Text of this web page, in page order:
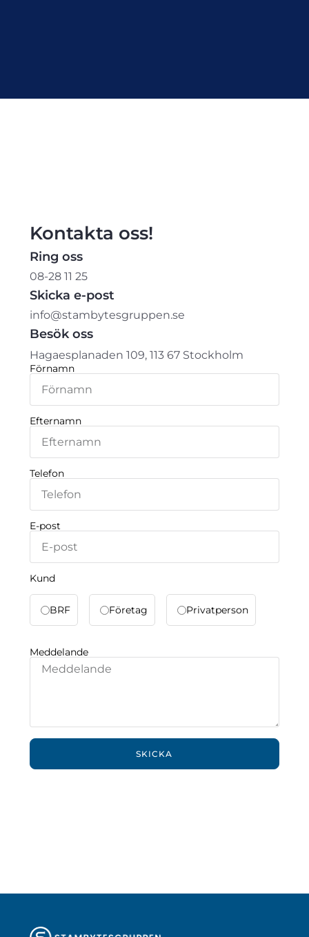
Kontakta oss!
Ring oss
08-28 11 25
Skicka e-post
info@stambytesgruppen.se
Besök oss
Hagaesplanaden 109, 113 67 Stockholm
Förnamn
Efternamn
Telefon
E-post
Kund
BRF Företag Privatperson
Meddelande
SKICKA